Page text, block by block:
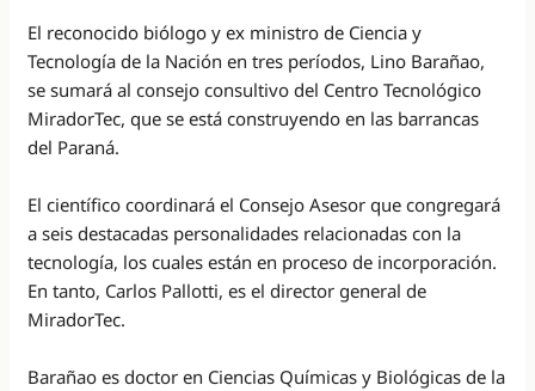
El reconocido biólogo y ex ministro de Ciencia y
Tecnología de la Nación en tres períodos, Lino Barañao,
se sumará al consejo consultivo del Centro Tecnológico
MiradorTec, que se está construyendo en las barrancas
del Paraná.
El científico coordinará el Consejo Asesor que congregará
a seis destacadas personalidades relacionadas con la
tecnología, los cuales están en proceso de incorporación.
En tanto, Carlos Pallotti, es el director general de
MiradorTec.
Barañao es doctor en Ciencias Químicas y Biológicas de la